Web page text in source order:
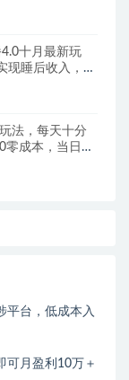
十月最新玩
现睡后收入，日
法，每天十分
零成本，当日提
平台，低成本入
可月盈利10万＋